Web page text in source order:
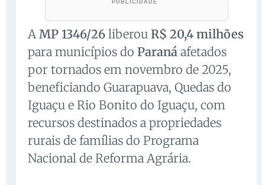
A MP 1346/26 liberou R$ 20,4 milhões
para municípios do Paraná afetados
por tornados em novembro de 2025,
beneficiando Guarapuava, Quedas do
Iguaçu e Rio Bonito do Iguaçu, com
recursos destinados a propriedades
rurais de famílias do Programa
Nacional de Reforma Agrária.